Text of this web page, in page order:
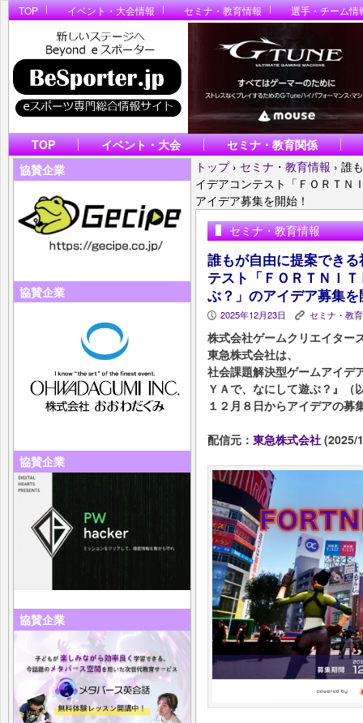
TOP イベント・大会情報 セミナ・教育情報 選手・チーム情
TOP イベント・大会
セミナ・教育関係
協賛企業
協賛企業
協賛企業
協賛企業
トップ › セミナ・教育情報 › 誰
イデアコンテスト「ＦＯＲＴＮ
アイデア募集を開始！
セミナ・教育情報
誰もが自由に提案でき
テスト「ＦＯＲＴＮＩ
ぶ？」のアイデア募集
P 2025年12月23日 K セミナ・教
株式会社ゲームクリエイター
東急株式会社は、
社会課題解決型ゲームアイデ
ＹＡで、なにして遊ぶ？』（
１２月８日からアイデアの募
配信元： 東急株式会社 (2025/